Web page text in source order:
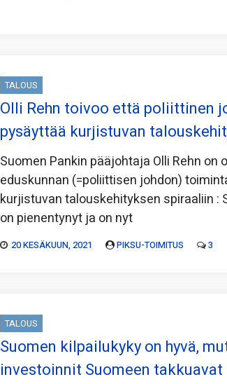
TALOUS
Olli Rehn toivoo että poliittinen
pysäyttää kurjistuvan
Suomen Pankin pääjohtaja Olli Rehn
eduskunnan (=poliittisen johdon)
kurjistuvan talouskehityksen spiraaliin :
on pienentynyt ja on nyt
20 KESÄKUUN, 2021 PIKSU-TOIMITUS 3
TALOUS
Suomen kilpailukyky on hyvä,
investoinnit Suomeen takkuavat